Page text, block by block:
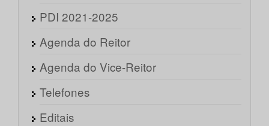
PDI 2021-2025
Agenda do Reitor
Agenda do Vice-Reitor
Telefones
Editais